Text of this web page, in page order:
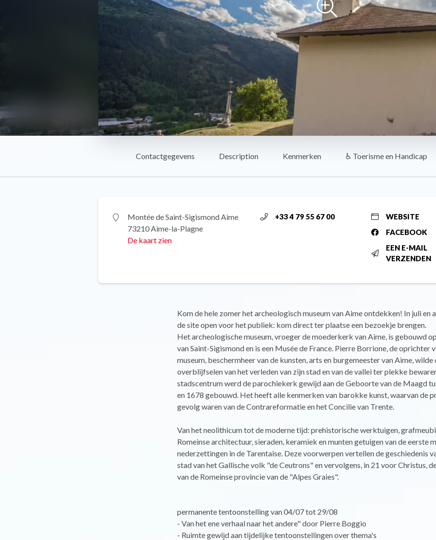
Contactgegevens Description Kenmerken ♿ Toerisme en Handicap
Montée de Saint-Sigismond Aime
73210 Aime-la-Plagne
De kaart zien
+33 4 79 55 67 00
WEBSITE
FACEBOOK
EEN E-MAIL
VERZENDEN
Kom de hele zomer het archeologisch museum van Aime ontdekken! In juli en
de site open voor het publiek: kom direct ter plaatse een bezoekje brengen.
Het archeologische museum, vroeger de moederkerk van Aime, is gebouwd
van Saint-Sigismond en is een Musée de France. Pierre Borrione, de oprichter
museum, beschermheer van de kunsten, arts en burgemeester van Aime, wilde
overblijfselen van het verleden van zijn stad en van de vallei ter plekke
stadscentrum werd de parochiekerk gewijd aan de Geboorte van de Maagd
en 1678 gebouwd. Het heeft alle kenmerken van barokke kunst, waarvan de
gevolg waren van de Contrareformatie en het Concilie van Trente.
Van het neolithicum tot de moderne tijd: prehistorische werktuigen,
Romeinse architectuur, sieraden, keramiek en munten getuigen van de eerste
nederzettingen in de Tarentaise. Deze voorwerpen vertellen de geschiedenis
stad van het Gallische volk "de Ceutrons" en vervolgens, in 21 voor Christus,
van de Romeinse provincie van de "Alpes Graies".
permanente tentoonstelling van 04/07 tot 29/08
- Van het ene verhaal naar het andere" door Pierre Boggio
- Ruimte gewijd aan tijdelijke tentoonstellingen over thema's